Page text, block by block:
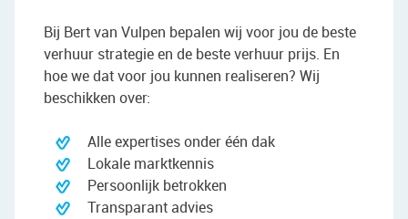
Bij Bert van Vulpen bepalen wij voor jou de beste
verhuur strategie en de beste verhuur prijs. En
hoe we dat voor jou kunnen realiseren? Wij
beschikken over:
Alle expertises onder één dak
Lokale marktkennis
Persoonlijk betrokken
Transparant advies